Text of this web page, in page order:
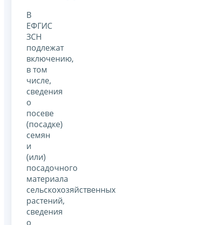
В
ЕФГИС
ЗСН
подлежат
включению,
в том
числе,
сведения
о
посеве
(посадке)
семян
и
(или)
посадочного
материала
сельскохозяйственных
растений,
сведения
о